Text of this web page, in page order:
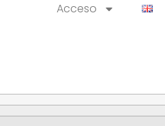
Acceso